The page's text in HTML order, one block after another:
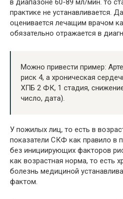
практике не устанавливается.
оценивается лечащим врачом
обязательно отражается в
Можно привести пример:
риск 4, а хроническая
ХПБ 2 ФК, 1 стадия,
число, дата).
У пожилых лиц, то есть в
показатели СКФ как правило в
без инициирующих факторов
как возрастная норма, то есть
болезнь медициной
фактом.